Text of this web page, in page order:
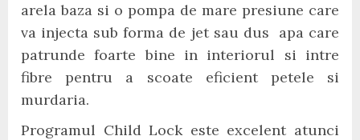
arela baza si o pompa de mare presiune care
va injecta sub forma de jet sau dus apa care
patrunde foarte bine in interiorul si intre
fibre pentru a scoate eficient petele si
murdaria.
Programul Child Lock este excelent atunci